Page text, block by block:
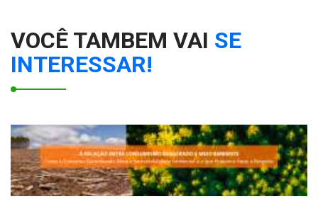
VOCÊ TAMBEM VAI SE
INTERESSAR!